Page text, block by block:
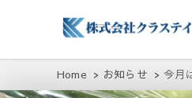
株式会社クラス
Home お知らせ 今月